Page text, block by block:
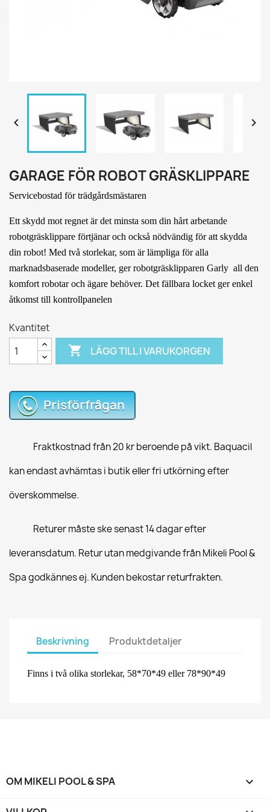
 
GARAGE FÖR ROBOT GRÄSKLIPPARE
Servicebostad för trädgårdsmästaren
Ett skydd mot regnet är det minsta som din hårt arbetande
robotgräsklippare förtjänar och också nödvändig för att skydda
din robot! Med två storlekar, som är lämpliga för alla
marknadsbaserade modeller, ger robotgräsklipparen Garly all den
komfort robotar och ägare behöver. Det fällbara locket ger enkel
åtkomst till kontrollpanelen
Kvantitet
 LÄGG TILL I VARUKORGEN
Prisförfrågan
Fraktkostnad från 20 kr beroende på vikt. Baquacil
kan endast avhämtas i butik eller fri utkörning efter
överskommelse.
Returer måste ske senast 14 dagar efter
leveransdatum. Retur utan medgivande från Mikeli Pool &
Spa godkännes ej. Kunden bekostar returfrakten.
Beskrivning Produktdetaljer
Finns i två olika storlekar, 58*70*49 eller 78*90*49
OM MIKELI POOL & SPA 